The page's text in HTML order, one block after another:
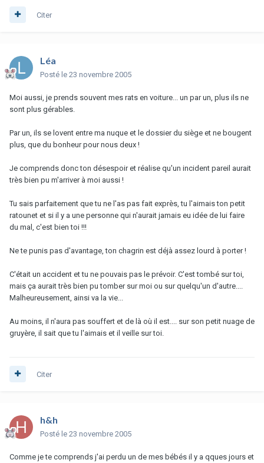
Citer
Léa
Posté le 23 novembre 2005
Moi aussi, je prends souvent mes rats en voiture... un par un, plus ils ne
sont plus gérables.
Par un, ils se lovent entre ma nuque et le dossier du siège et ne bougent
plus, que du bonheur pour nous deux !
Je comprends donc ton désespoir et réalise qu'un incident pareil aurait
très bien pu m'arriver à moi aussi !
Tu sais parfaitement que tu ne l'as pas fait exprès, tu l'aimais ton petit
ratounet et si il y a une personne qui n'aurait jamais eu idée de lui faire
du mal, c'est bien toi !!!
Ne te punis pas d'avantage, ton chagrin est déjà assez lourd à porter !
C'était un accident et tu ne pouvais pas le prévoir. C'est tombé sur toi,
mais ça aurait très bien pu tomber sur moi ou sur quelqu'un d'autre....
Malheureusement, ainsi va la vie...
Au moins, il n'aura pas souffert et de là où il est.... sur son petit nuage de
gruyère, il sait que tu l'aimais et il veille sur toi.
Citer
h&h
Posté le 23 novembre 2005
Comme je te comprends j'ai perdu un de mes bébés il y a qques jours et